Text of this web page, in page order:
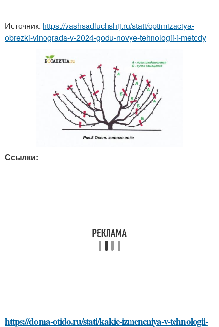
Источник: https://vashsadluchshij.ru/stati/optimizaciya-
obrezki-vinograda-v-2024-godu-novye-tehnologii-i-metody
Ссылки:
https://doma-otido.ru/stati/kakie-izmeneniya-v-tehnologii-